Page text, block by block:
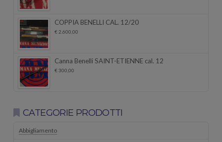
COPPIA BENELLI CAL. 12/20
€ 2.600,00
Canna Benelli SAINT-ETIENNE cal. 12
€ 300,00
CATEGORIE PRODOTTI
Abbigliamento